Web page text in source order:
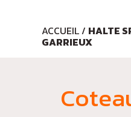
ACCUEIL/ HALTE
GARRIEUX